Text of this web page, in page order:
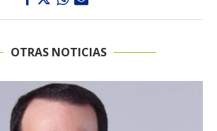
OTRAS NOTICIAS